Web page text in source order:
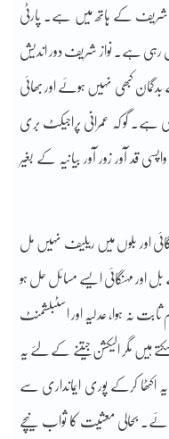
شریف کے ہاتھ میں ہے۔ پارٹی
ہے۔ نواز شریف دور اندیش
کبھی نہیں ہوئے اور بھائی
گو کہ عمرانی پراجیکٹ بری
قد آور زور آور بیانیہ کے بغیر
اور بلوں میں ریلیف نہیں مل
اور مہنگائی ایسے مسائل حل ہو
نہ ہوا، عدلیہ اور اسٹبلشمنٹ
ہیں مگر الیکشن جیتنے کے لئے یہ
اکٹھا کرکے پوری ایمانداری سے
بحالی معشیت کا ثواب نیچے